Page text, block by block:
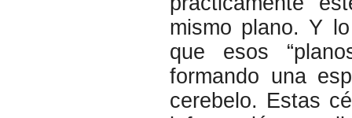
mismo plano. Y
que esos
formando una
cerebelo. Estas